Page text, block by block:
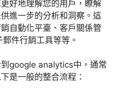
好地理解您的用戶，瞭解
進一步的分析和洞察。這
自動化平臺、客戶關係管
件行銷工具等等。
google analytics中，通常
是一般的整合流程：